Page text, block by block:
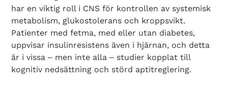
har en viktig roll i CNS för kontrollen av systemisk
metabolism, glukostolerans och kroppsvikt.
Patienter med fetma, med eller utan diabetes,
uppvisar insulinresistens även i hjärnan, och detta
är i vissa ‒ men inte alla ‒ studier kopplat till
kognitiv nedsättning och störd aptitreglering.